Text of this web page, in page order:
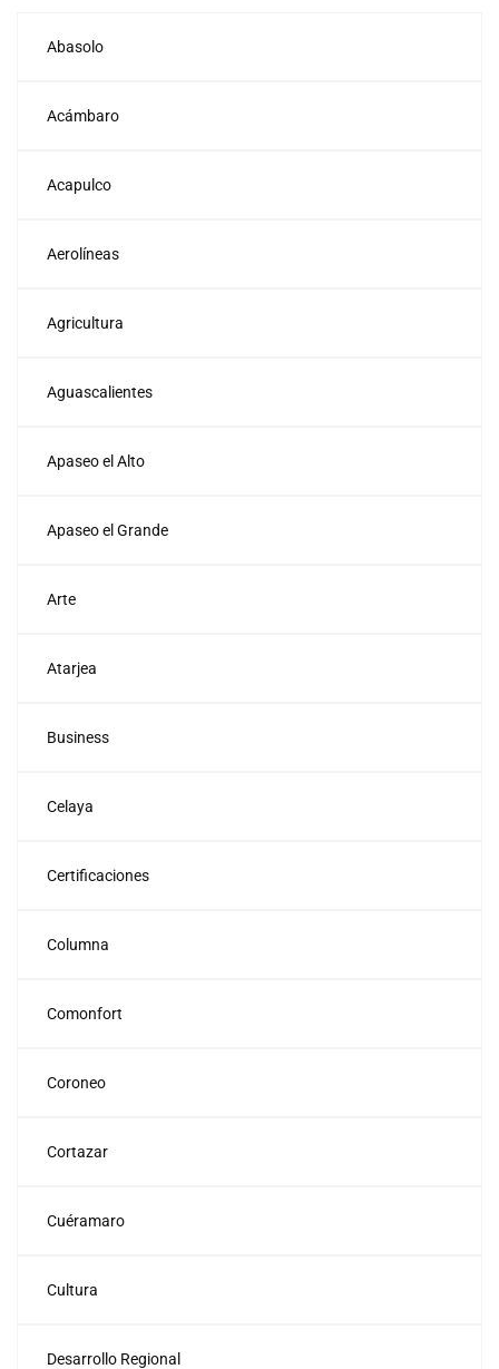
Abasolo
Acámbaro
Acapulco
Aerolíneas
Agricultura
Aguascalientes
Apaseo el Alto
Apaseo el Grande
Arte
Atarjea
Business
Celaya
Certificaciones
Columna
Comonfort
Coroneo
Cortazar
Cuéramaro
Cultura
Desarrollo Regional